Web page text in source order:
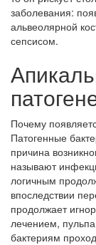
заболевания:
альвеолярной
сепсисом.
Почему
Патогенные
причина
называют
логичным
впоследствии
продолжает
лечением,
бактериям